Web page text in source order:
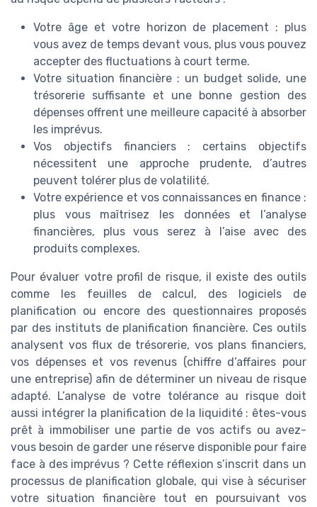
Votre âge et votre horizon de placement : plus
vous avez de temps devant vous, plus vous pouvez
accepter des fluctuations à court terme.
Votre situation financière : un budget solide, une
trésorerie suffisante et une bonne gestion des
dépenses offrent une meilleure capacité à absorber
les imprévus.
Vos objectifs financiers : certains objectifs
nécessitent une approche prudente, d’autres
peuvent tolérer plus de volatilité.
Votre expérience et vos connaissances en finance :
plus vous maîtrisez les données et l’analyse
financières, plus vous serez à l’aise avec des
produits complexes.
Pour évaluer votre profil de risque, il existe des outils
comme les feuilles de calcul, des logiciels de
planification ou encore des questionnaires proposés
par des instituts de planification financière. Ces outils
analysent vos flux de trésorerie, vos plans financiers,
vos dépenses et vos revenus (chiffre d’affaires pour
une entreprise) afin de déterminer un niveau de risque
adapté. L’analyse de votre tolérance au risque doit
aussi intégrer la planification de la liquidité : êtes-vous
prêt à immobiliser une partie de vos actifs ou avez-
vous besoin de garder une réserve disponible pour faire
face à des imprévus ? Cette réflexion s’inscrit dans un
processus de planification globale, qui vise à sécuriser
votre situation financière tout en poursuivant vos